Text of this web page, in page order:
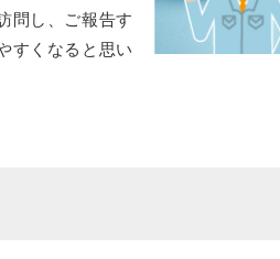
問し、ご報告す
すくなると思い